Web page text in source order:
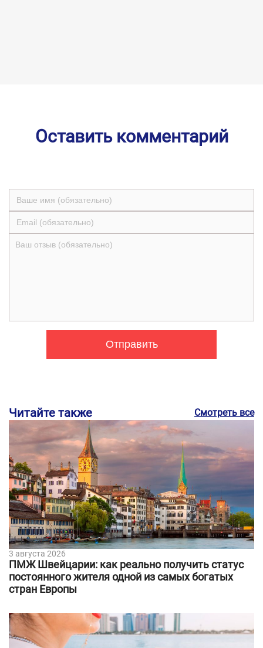
Оставить комментарий
Читайте также Смотреть все
3 августа 2026
ПМЖ Швейцарии: как реально получить статус
постоянного жителя одной из самых богатых
стран Европы